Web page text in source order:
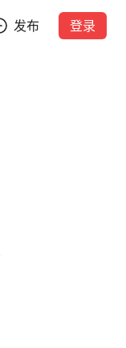
发布 登录